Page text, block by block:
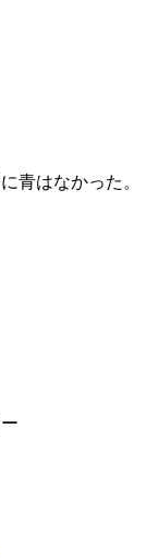
青はなかった。